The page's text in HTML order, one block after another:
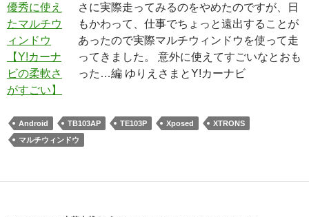
さに実際走ってみるのをやめたのですが、日
もかわって、仕事でちょっと遠出することが
あったので実際マルチウィンドウを使って走
ってきました。 意外に使えてすごいなとおも
った…編 ゆりえさまとY!カーナビ
Android TB103AP TE103P Xposed
XTRONS
マルチウィンドウ